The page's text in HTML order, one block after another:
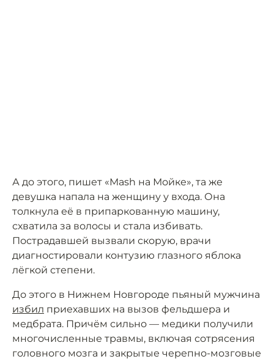
А до этого, пишет «Mash на Мойке», та же
девушка напала на женщину у входа. Она
толкнула её в припаркованную машину,
схватила за волосы и стала избивать.
Пострадавшей вызвали скорую, врачи
диагностировали контузию глазного яблока
лёгкой степени.
До этого в Нижнем Новгороде пьяный мужчина
избил приехавших на вызов фельдшера и
медбрата. Причём сильно — медики получили
многочисленные травмы, включая сотрясения
головного мозга и закрытые черепно-мозговые